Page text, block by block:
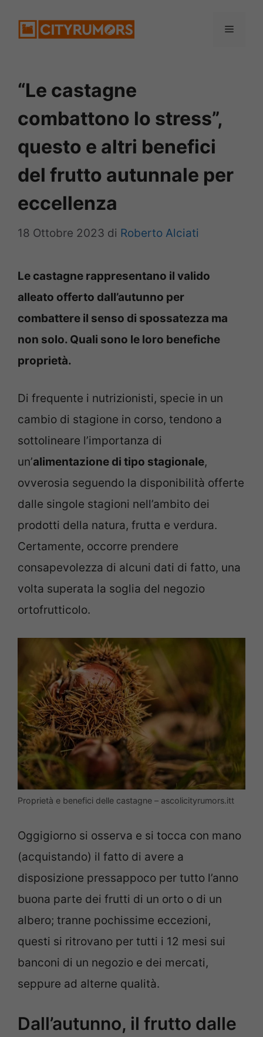
Menu
“Le castagne
combattono lo stress”,
questo e altri benefici
del frutto autunnale per
eccellenza
18 Ottobre 2023 di Roberto Alciati
Le castagne rappresentano il valido
alleato offerto dall’autunno per
combattere il senso di spossatezza ma
non solo. Quali sono le loro benefiche
proprietà.
Di frequente i nutrizionisti, specie in un
cambio di stagione in corso, tendono a
sottolineare l’importanza di
un’alimentazione di tipo stagionale,
ovverosia seguendo la disponibilità offerte
dalle singole stagioni nell’ambito dei
prodotti della natura, frutta e verdura.
Certamente, occorre prendere
consapevolezza di alcuni dati di fatto, una
volta superata la soglia del negozio
ortofrutticolo.
Proprietà e benefici delle castagne – ascolicityrumors.itt
Oggigiorno si osserva e si tocca con mano
(acquistando) il fatto di avere a
disposizione pressappoco per tutto l’anno
buona parte dei frutti di un orto o di un
albero; tranne pochissime eccezioni,
questi si ritrovano per tutti i 12 mesi sui
banconi di un negozio e dei mercati,
seppure ad alterne qualità.
Dall’autunno, il frutto dalle